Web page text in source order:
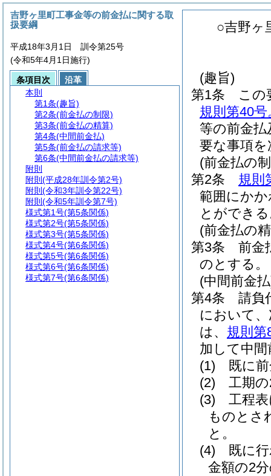
○吉野ヶ
(趣旨)
第1条
この
規則第40
等の前金払
要な事項
(前金払の
第2条
規則
範囲にか
とができ
(前金払の
第3条
前金
のとする。
(中間前金
第4条
請負
において
は、 規則第
加して中
(1)
既に
(2)
工期
(3)
工程
ものとさ
と。
(4)
既に
金額の2
吉野ヶ里町工事金等の前金払に関する取
扱要綱
平成18年3月1日 訓令第25号
(令和5年4月1日施行)
条項目次
沿革
本則
第1条(趣旨)
第2条(前金払の制限)
第3条(前金払の精算)
第4条(中間前金払)
第5条(前金払の請求等)
第6条(中間前金払の請求等)
附則
附則 (平成28年訓令第2号)
附則 (令和3年訓令第22号)
附則 (令和5年訓令第7号)
様式第1号(第5条関係)
様式第2号(第5条関係)
様式第3号(第5条関係)
様式第4号(第6条関係)
様式第5号(第6条関係)
様式第6号(第6条関係)
様式第7号(第6条関係)